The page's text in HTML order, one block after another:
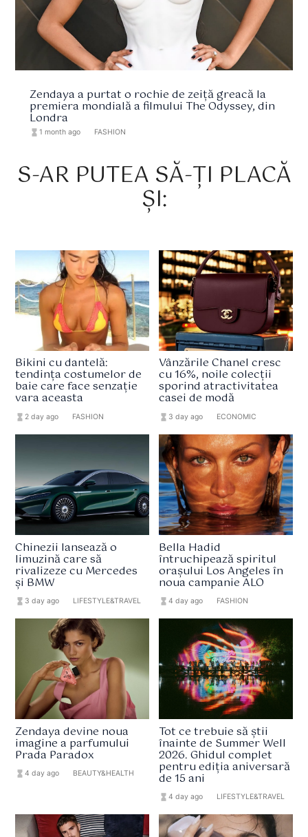
Zendaya a purtat o rochie de zeiță greacă la
premiera mondială a filmului The Odyssey, din
Londra
hourglass_full 1 month ago FASHION
S-AR PUTEA SĂ-ȚI PLACĂ
ȘI:
Bikini cu dantelă:
tendința costumelor de
baie care face senzație
vara aceasta
hourglass_full 2 day ago FASHION
Vânzările Chanel cresc
cu 16%, noile colecții
sporind atractivitatea
casei de modă
hourglass_full 3 day ago ECONOMIC
Chinezii lansează o
limuzină care să
rivalizeze cu Mercedes
și BMW
hourglass_full 3 day ago LIFESTYLE&TRAVEL
Bella Hadid
întruchipează spiritul
orașului Los Angeles în
noua campanie ALO
hourglass_full 4 day ago FASHION
Zendaya devine noua
imagine a parfumului
Prada Paradox
hourglass_full4 day ago BEAUTY&HEALTH
Tot ce trebuie să știi
înainte de Summer Well
2026. Ghidul complet
pentru ediția aniversară
de 15 ani
hourglass_full 4 day ago LIFESTYLE&TRAVEL